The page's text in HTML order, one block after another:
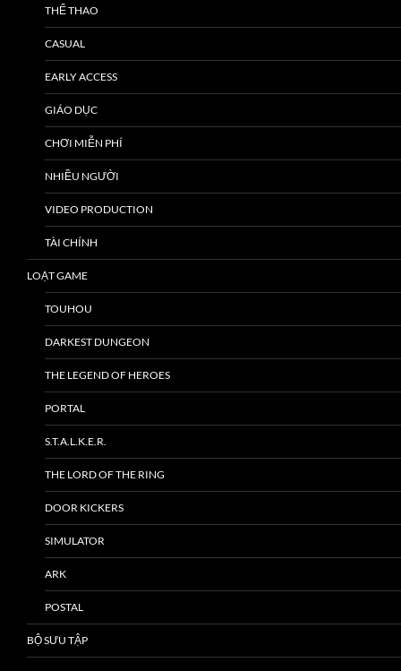
THỂ THAO
CASUAL
EARLY ACCESS
GIÁO DỤC
CHƠI MIỄN PHÍ
NHIỀU NGƯỜI
VIDEO PRODUCTION
TÀI CHÍNH
LOẠT GAME
TOUHOU
DARKEST DUNGEON
THE LEGEND OF HEROES
PORTAL
S.T.A.L.K.E.R.
THE LORD OF THE RING
DOOR KICKERS
SIMULATOR
ARK
POSTAL
BỘ SƯU TẬP